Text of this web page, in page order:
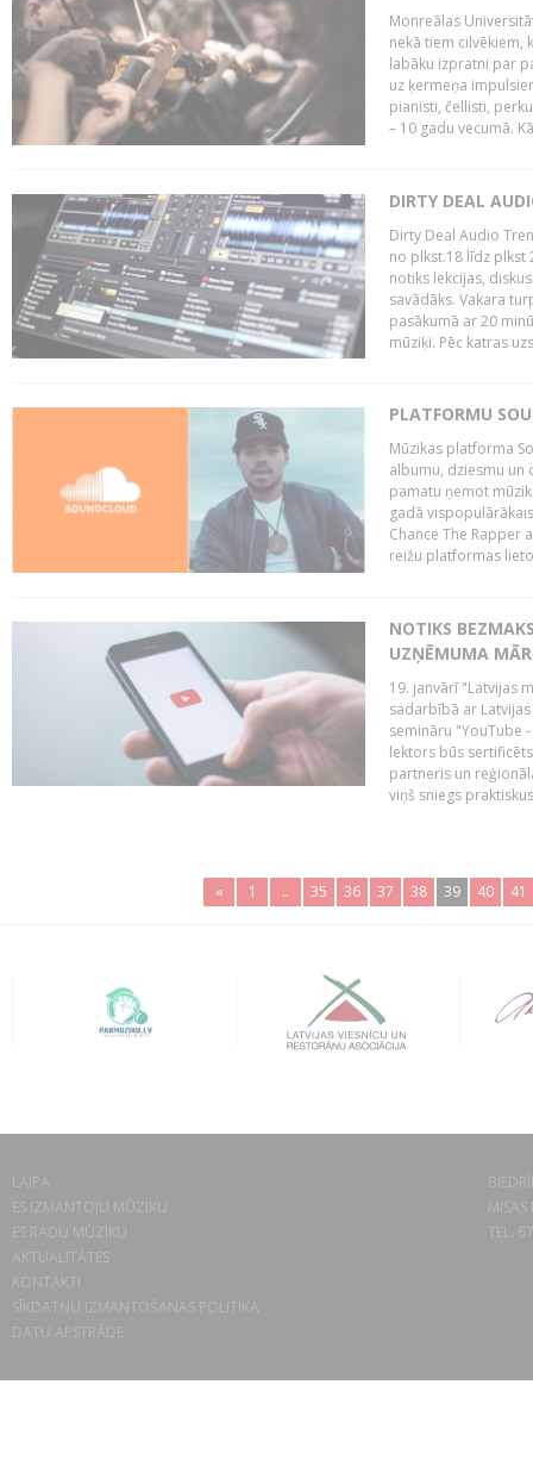
Monreālas
nekā tiem cilvēkiem,
labāku izpratni par
uz ķermeņa
pianisti, čellisti,
– 10 gadu vecumā.
DIRTY DEAL
Dirty Deal Audio
no plkst.18 līdz plkst
notiks lekcijas,
savādāks. Vakara
pasākumā ar 20
mūziķi. Pēc katras
PLATFORMU
Mūzikas platforma
albumu, dziesmu un
pamatu ņemot
gadā
Chance The Rapper
reižu platformas
NOTIKS
UZŅĒMUMA
19. janvārī "Latvijas
sadarbībā ar
semināru "YouTube
lektors būs
partneris un
viņš sniegs
« 1 .. 35 36 37 38 39 40 41
LAIPA
ES IZMANTOJU MŪZIKU
ES RADU MŪZIKU
AKTUALITĀTES
KONTAKTI
SĪKDATŅU IZMANTOŠANAS POLITIKA
DATU APSTRĀDE
TEL.